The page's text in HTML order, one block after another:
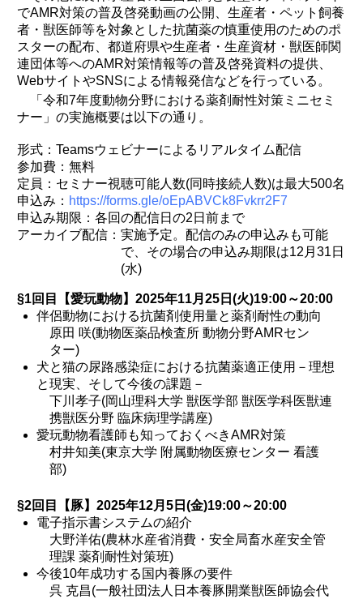
でAMR対策の普及啓発動画の公開、生産者・ペット飼養
者・獣医師等を対象とした抗菌薬の慎重使用のためのポ
スターの配布、都道府県や生産者・生産資材・獣医師関
連団体等へのAMR対策情報等の普及啓発資料の提供、
WebサイトやSNSによる情報発信などを行っている。
「令和7年度動物分野における薬剤耐性対策ミニセミ
ナー」の実施概要は以下の通り。
形式：Teamsウェビナーによるリアルタイム配信
参加費：無料
定員：セミナー視聴可能人数(同時接続人数)は最大500名
申込み： https://forms.gle/oEpABVCk8Fvkrr2F7
申込み期限：各回の配信日の2日前まで
アーカイブ配信：実施予定。配信のみの申込みも可能
で、その場合の申込み期限は12月31日
(水)
§1回目【愛玩動物】2025年11月25日(火)19:00～20:00
伴侶動物における抗菌剤使用量と薬剤耐性の動向
原田 咲(動物医薬品検査所 動物分野AMRセン
ター)
犬と猫の尿路感染症における抗菌薬適正使用－理想
と現実、そして今後の課題－
下川孝子(岡山理科大学 獣医学部 獣医学科医獣連
携獣医分野 臨床病理学講座)
愛玩動物看護師も知っておくべきAMR対策
村井知美(東京大学 附属動物医療センター 看護
部)
§2回目【豚】2025年12月5日(金)19:00～20:00
電子指示書システムの紹介
大野洋佑(農林水産省消費・安全局畜水産安全管
理課 薬剤耐性対策班)
今後10年成功する国内養豚の要件
呉 克昌(一般社団法人日本養豚開業獣医師協会代